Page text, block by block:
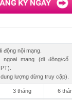
động nội mạng.
mạng (di động/cố
lượng dừng truy cập).
3 tháng 6